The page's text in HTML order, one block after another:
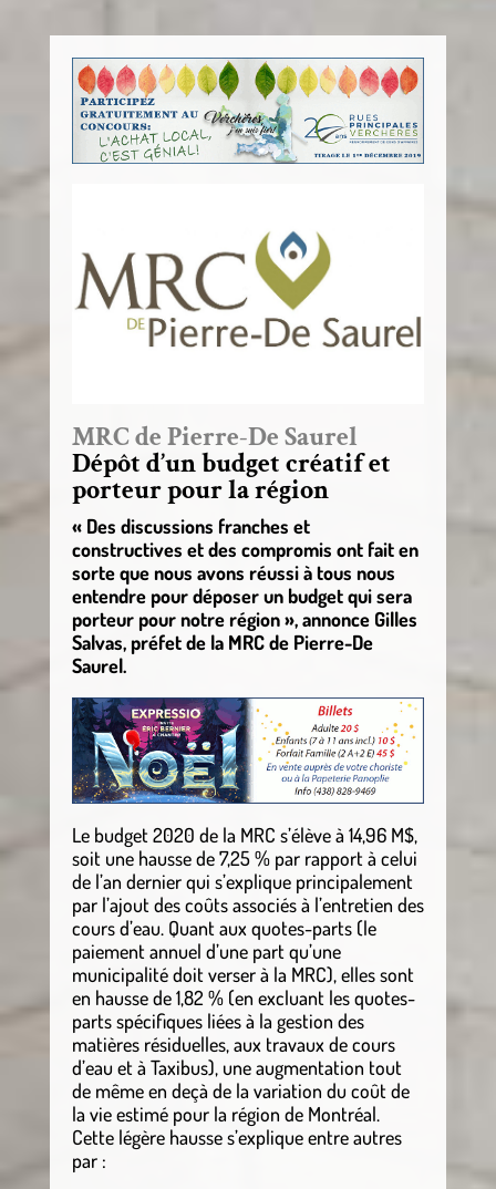
MRC de Pierre-De Saurel
Dépôt d’un budget créatif et
porteur pour la région
« Des discussions franches et
constructives et des compromis ont fait en
sorte que nous avons réussi à tous nous
entendre pour déposer un budget qui sera
porteur pour notre région », annonce Gilles
Salvas, préfet de la MRC de Pierre-De
Saurel.
Le budget 2020 de la MRC s’élève à 14,96 M$,
soit une hausse de 7,25 % par rapport à celui
de l’an dernier qui s’explique principalement
par l’ajout des coûts associés à l’entretien des
cours d’eau. Quant aux quotes-parts (le
paiement annuel d’une part qu’une
municipalité doit verser à la MRC), elles sont
en hausse de 1,82 % (en excluant les quotes-
parts spécifiques liées à la gestion des
matières résiduelles, aux travaux de cours
d’eau et à Taxibus), une augmentation tout
de même en deçà de la variation du coût de
la vie estimé pour la région de Montréal.
Cette légère hausse s’explique entre autres
par :